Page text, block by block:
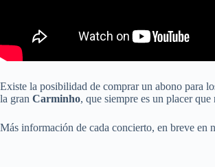
Existe la posibilidad de comprar un abono para
la gran Carminho, que siempre es un placer
Más información de cada concierto, en breve en